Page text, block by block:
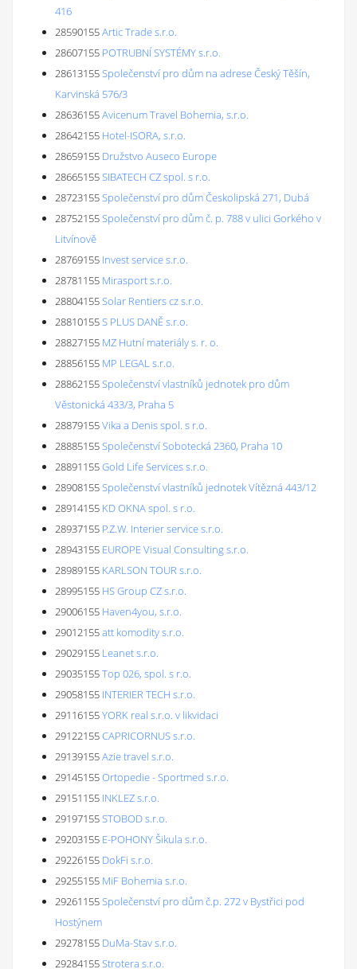
416
28590155Artic Trade s.r.o.
28607155 POTRUBNÍ SYSTÉMY s.r.o.
28613155Společenství pro dům na adrese Český Těšín,
Karvinská 576/3
28636155Avicenum Travel Bohemia, s.r.o.
28642155 Hotel-ISORA, s.r.o.
28659155 Družstvo Auseco Europe
28665155SIBATECH CZ spol. s r.o.
28723155Společenství pro dům Českolipská 271, Dubá
28752155Společenství pro dům č. p. 788 v ulici Gorkého v
Litvínově
28769155 Invest service s.r.o.
28781155 Mirasport s.r.o.
28804155Solar Rentiers cz s.r.o.
28810155S PLUS DANĚ s.r.o.
28827155 MZ Hutní materiály s. r. o.
28856155 MP LEGAL s.r.o.
28862155Společenství vlastníků jednotek pro dům
Věstonická 433/3, Praha 5
28879155Vika a Denis spol. s r.o.
28885155Společenství Sobotecká 2360, Praha 10
28891155Gold Life Services s.r.o.
28908155Společenství vlastníků jednotek Vítězná 443/12
28914155 KD OKNA spol. s r.o.
28937155 P.Z.W. Interier service s.r.o.
28943155 EUROPE Visual Consulting s.r.o.
28989155 KARLSON TOUR s.r.o.
28995155 HS Group CZ s.r.o.
29006155 Haven4you, s.r.o.
29012155att komodity s.r.o.
29029155 Leanet s.r.o.
29035155Top 026, spol. s r.o.
29058155 INTERIER TECH s.r.o.
29116155YORK real s.r.o. v likvidaci
29122155CAPRICORNUS s.r.o.
29139155Azie travel s.r.o.
29145155Ortopedie - Sportmed s.r.o.
29151155 INKLEZ s.r.o.
29197155STOBOD s.r.o.
29203155 E-POHONY Šikula s.r.o.
29226155 DokFi s.r.o.
29255155 MiF Bohemia s.r.o.
29261155Společenství pro dům č.p. 272 v Bystřici pod
Hostýnem
29278155 DuMa-Stav s.r.o.
29284155Strotera s.r.o.